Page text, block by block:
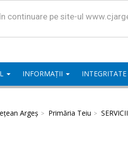
pe site-ul
INFORMAȚII
Argeș Primăria Teiu